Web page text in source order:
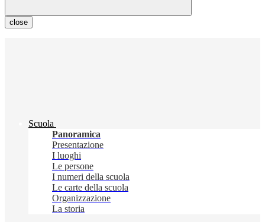
close
Scuola
Panoramica
Presentazione
I luoghi
Le persone
I numeri della scuola
Le carte della scuola
Organizzazione
La storia